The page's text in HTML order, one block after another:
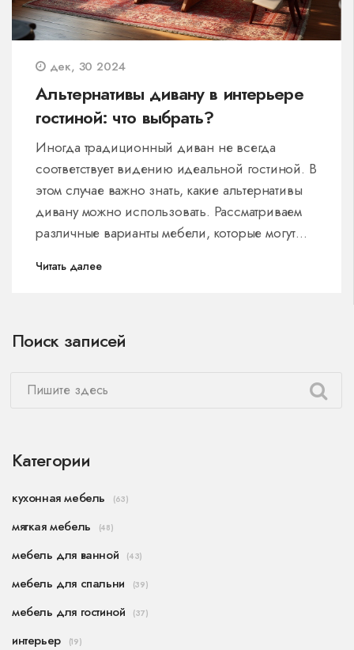
дек, 30 2024
Альтернативы дивану в интерьере
гостиной: что выбрать?
Иногда традиционный диван не всегда
соответствует видению идеальной гостиной. В
этом случае важно знать, какие альтернативы
дивану можно использовать. Рассматриваем
различные варианты мебели, которые могут
до стильных пуфов. Уделяем внимание их
и уникальное жилищное пространство.
Читать далее
Поиск записей
Категории
кухонная мебель (63)
мягкая мебель (48)
мебель для ванной (43)
мебель для спальни (39)
мебель для гостиной (37)
интерьер (19)